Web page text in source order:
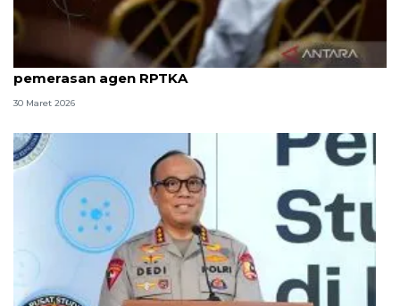
8 ASN Kemenaker hadapi sidang tuntutan kasus
pemerasan agen RPTKA
30 Maret 2026